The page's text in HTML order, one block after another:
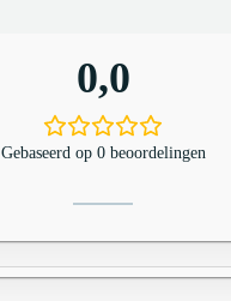
0,0
Gebaseerd op 0 beoordelingen